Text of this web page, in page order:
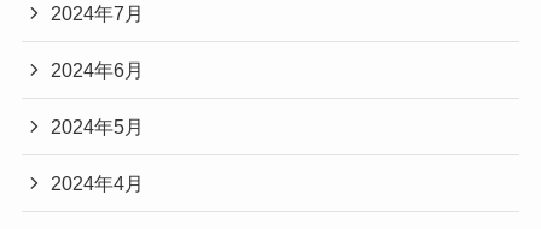
2024年7月
2024年6月
2024年5月
2024年4月